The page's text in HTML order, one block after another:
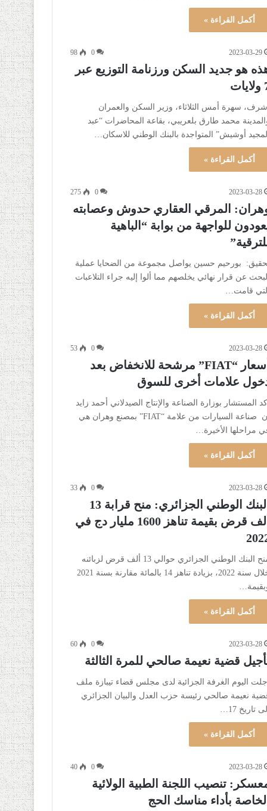
أكمل القراءة »
2023-03-29
0
98
هو جديد السكن ورزنامة التوزيع عبر
أشرف، سهرة أمس الثلاثاء، وزير السكن والعمران
محمد طارق بلعريبي، بقاعة المحاضرات “عبد
المجيد أوشيش” المتواجدة بالبنك الوطني للاسكان…
أكمل القراءة »
2023-03-28
0
275
المرقي العقاري حدوش وعصابته
للواجهة من بوابة “الباهية
بورحيم حسين يواصل مجموعة من الضحايا عملية
البحث عن قرار نهائي يخلصهم مما ألوا إليه جراء التلاعبات
التي قامت…
أكمل القراءة »
2023-03-28
0
53
أسعار “FIAT” مرشحة للانخفاض بعد
علامات أخرى للسوق
أكد المستشار بوزارة الصناعة والإنتاج الصيدلاني أحمد زايد
أن صناعة السيارات من علامة “FIAT” بمصنع وهران هي
مراحلها الأخيرة…
أكمل القراءة »
2023-03-28
0
33
البنك الوطني الجزائري: منح قرابة 13
ألف قرض بقيمة تناهز 1600 مليار دج في
منح البنك الوطني الجزائري حوالي 13 ألف قرض لزبائنه
خلال سنة 2022، بزيادة تناهز 14 بالمائة مقارنة بسنة 2021
أكمل القراءة »
2023-03-28
0
60
قضية نعيمة صالحي للمرة الثالثة
أجلت اليوم الغرفة الجزائية لدى مجلس قضاء تيبازة ملف
نعيمة صالحي رئيسة حزب العدل والبيان الجزائري
إلى تاريخ 17…
أكمل القراءة »
2023-03-28
0
40
تنصيب اللجنة الطبية الولائية
الخاصة بأداء مناسك الحج